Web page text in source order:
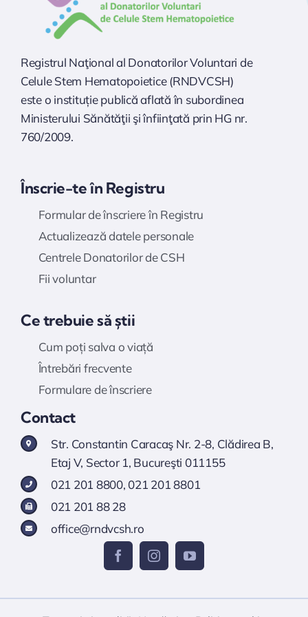
Registrul Naţional al Donatorilor Voluntari de
Celule Stem Hematopoietice (RNDVCSH)
este o instituție publică aflată în subordinea
Ministerului Sănătăţii şi înfiinţată prin HG nr.
760/2009.
Înscrie-te în Registru
Formular de înscriere în Registru
Actualizează datele personale
Centrele Donatorilor de CSH
Fii voluntar
Ce trebuie să știi
Cum poți salva o viață
Întrebări frecvente
Formulare de înscriere
Contact
Str. Constantin Caracaş Nr. 2-8, Clădirea B,
Etaj V, Sector 1, Bucureşti 011155
021 201 8800, 021 201 8801
021 201 88 28
office@rndvcsh.ro